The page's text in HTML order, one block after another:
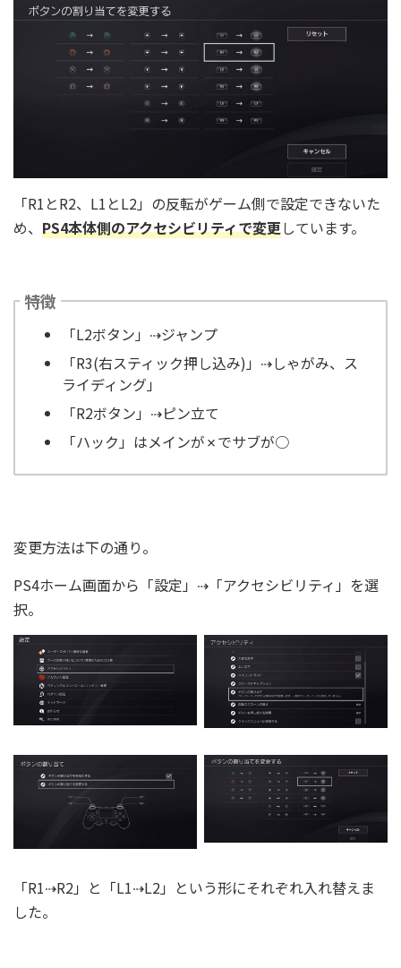
「R1とR2、L1とL2」の反転がゲーム側で設定できないた
め、 PS4本体側のアクセシビリティで変更しています。
特徴
「L2ボタン」⇢ジャンプ
「R3(右スティック押し込み)」⇢しゃがみ、ス
ライディング」
「R2ボタン」⇢ピン立て
「ハック」はメインが✗でサブが○
変更方法は下の通り。
PS4ホーム画面から「設定」⇢「アクセシビリティ」を選
択。
「R1⇢R2」と「L1⇢L2」という形にそれぞれ入れ替えま
した。